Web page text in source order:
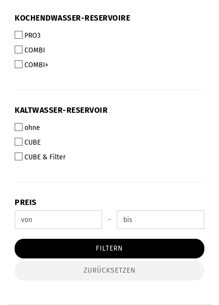
KOCHENDWASSER-
KOCHENDWASSER-RESERVOIRE
PRO3
COMBI
COMBI+
KALTWASSER-
KALTWASSER-RESERVOIR
ohne
CUBE
CUBE & Filter
PREIS
PREIS
Preis bis -
FILTERN
ZURÜCKSETZEN